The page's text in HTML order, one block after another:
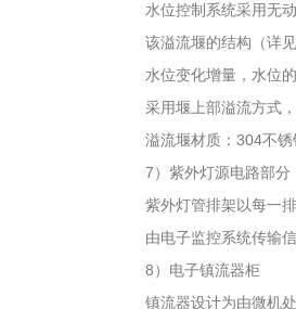
水位控制系统采用无
该溢流堰的结构（详
水位变化增量，水位
采用堰上部溢流方式
溢流堰材质：304不锈
7）紫外灯源电路部分
紫外灯管排架以每一
由电子监控系统传输
8）电子镇流器柜
镇流器设计为由微机